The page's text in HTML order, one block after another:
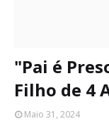
"Pai é
Filho de 4
Maio 31, 2024